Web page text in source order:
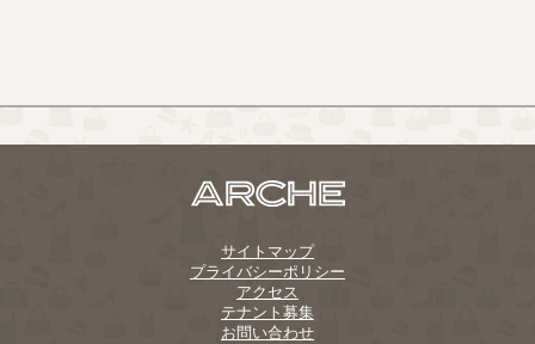
サイトマップ
プライバシーポリシー
アクセス
テナント募集
お問い合わせ